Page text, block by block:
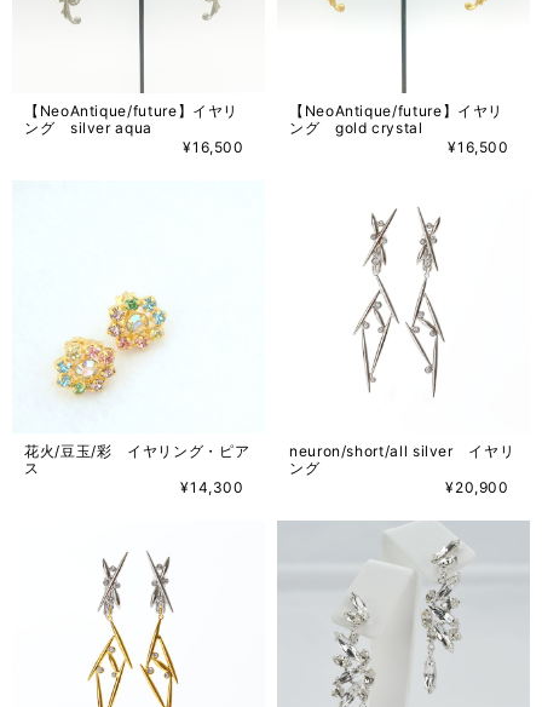
【NeoAntique/future】イヤリ
ング silver aqua
¥16,500
【NeoAntique/future】イヤリ
ング gold crystal
¥16,500
花火/豆玉/彩 イヤリング・ピア
ス
¥14,300
neuron/short/all silver イヤリ
ング
¥20,900